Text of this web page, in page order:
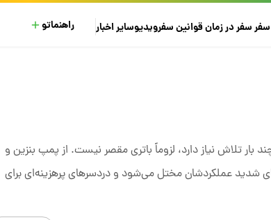
سفرسفر در زمانقوانین سفرویدیوسایراخبار راهنماتو
بار تلاش نیاز دارد، لزوماً باتری مقصر نیست. از پمپ بنزین و
شدید عملکردشان مختل می‌شود و دردسرهای پرهزینه‌ای برای